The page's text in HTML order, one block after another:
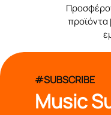
#SUBSCRIBE
Music